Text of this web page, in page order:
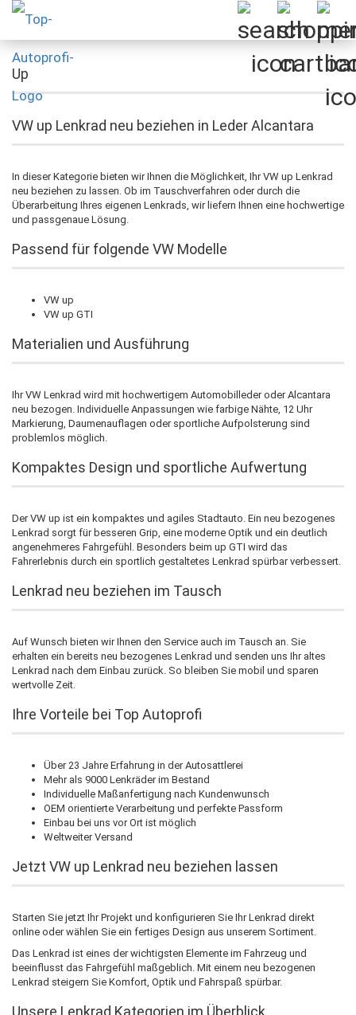
Up
VW up Lenkrad neu beziehen in Leder Alcantara
In dieser Kategorie bieten wir Ihnen die Möglichkeit, Ihr VW up Lenkrad
neu beziehen zu lassen. Ob im Tauschverfahren oder durch die
Überarbeitung Ihres eigenen Lenkrads, wir liefern Ihnen eine hochwertige
und passgenaue Lösung.
Passend für folgende VW Modelle
VW up
VW up GTI
Materialien und Ausführung
Ihr VW Lenkrad wird mit hochwertigem Automobilleder oder Alcantara
neu bezogen. Individuelle Anpassungen wie farbige Nähte, 12 Uhr
Markierung, Daumenauflagen oder sportliche Aufpolsterung sind
problemlos möglich.
Kompaktes Design und sportliche Aufwertung
Der VW up ist ein kompaktes und agiles Stadtauto. Ein neu bezogenes
Lenkrad sorgt für besseren Grip, eine moderne Optik und ein deutlich
angenehmeres Fahrgefühl. Besonders beim up GTI wird das
Fahrerlebnis durch ein sportlich gestaltetes Lenkrad spürbar verbessert.
Lenkrad neu beziehen im Tausch
Auf Wunsch bieten wir Ihnen den Service auch im Tausch an. Sie
erhalten ein bereits neu bezogenes Lenkrad und senden uns Ihr altes
Lenkrad nach dem Einbau zurück. So bleiben Sie mobil und sparen
wertvolle Zeit.
Ihre Vorteile bei Top Autoprofi
Über 23 Jahre Erfahrung in der Autosattlerei
Mehr als 9000 Lenkräder im Bestand
Individuelle Maßanfertigung nach Kundenwunsch
OEM orientierte Verarbeitung und perfekte Passform
Einbau bei uns vor Ort ist möglich
Weltweiter Versand
Jetzt VW up Lenkrad neu beziehen lassen
Starten Sie jetzt Ihr Projekt und konfigurieren Sie Ihr Lenkrad direkt
online oder wählen Sie ein fertiges Design aus unserem Sortiment.
Das Lenkrad ist eines der wichtigsten Elemente im Fahrzeug und
beeinflusst das Fahrgefühl maßgeblich. Mit einem neu bezogenen
Lenkrad steigern Sie Komfort, Optik und Fahrspaß spürbar.
Unsere Lenkrad Kategorien im Überblick